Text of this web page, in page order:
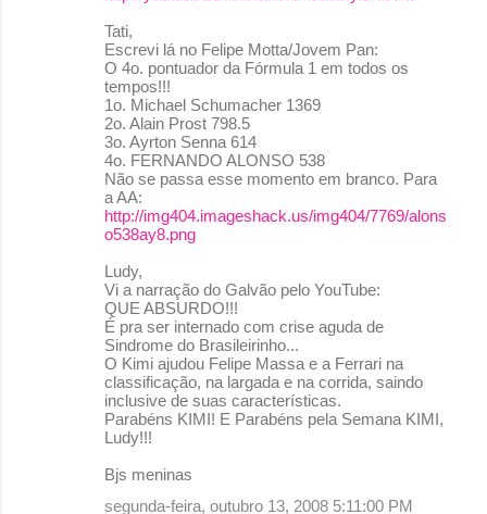
Tati,
Escrevi lá no Felipe Motta/Jovem Pan:
O 4o. pontuador da Fórmula 1 em todos os
tempos!!!
1o. Michael Schumacher 1369
2o. Alain Prost 798.5
3o. Ayrton Senna 614
4o. FERNANDO ALONSO 538
Não se passa esse momento em branco. Para
a AA:
http://img404.imageshack.us/img404/7769/alons
o538ay8.png
Ludy,
Vi a narração do Galvão pelo YouTube:
QUE ABSURDO!!!
É pra ser internado com crise aguda de
Sindrome do Brasileirinho...
O Kimi ajudou Felipe Massa e a Ferrari na
classificação, na largada e na corrida, saindo
inclusive de suas características.
Parabéns KIMI! E Parabéns pela Semana KIMI,
Ludy!!!
Bjs meninas
segunda-feira, outubro 13, 2008 5:11:00 PM